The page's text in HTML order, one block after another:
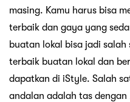
masing. Kamu harus bisa
terbaik dan gaya yang
buatan lokal bisa jadi
terbaik buatan lokal dan
dapatkan di iStyle. Salah
andalan adalah tas dengan